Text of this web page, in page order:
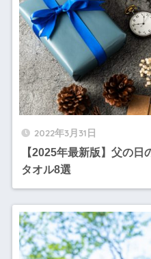
2022年3月31日
【2025年最新版】父の
タオル8選